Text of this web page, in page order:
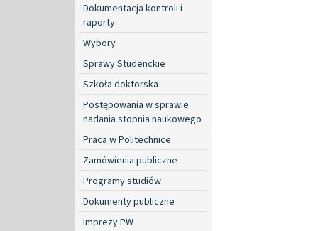
Dokumentacja kontroli i
raporty
Wybory
Sprawy Studenckie
Szkoła doktorska
Postępowania w sprawie
nadania stopnia naukowego
Praca w Politechnice
Zamówienia publiczne
Programy studiów
Dokumenty publiczne
Imprezy PW